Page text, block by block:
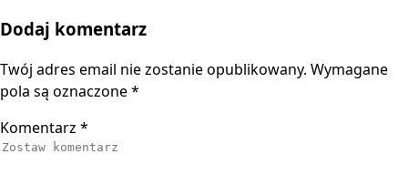
Dodaj komentarz
Twój adres email nie zostanie opublikowany. Wymagane
pola są oznaczone*
Komentarz *